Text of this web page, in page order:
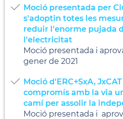
Moció presentada per
s'adoptin totes les
reduir l'enorme pujada
l'electricitat
Moció presentada i
gener de 2021
Moció d'ERC+SxA,
compromís amb la via
camí per assolir la
Moció presentada i